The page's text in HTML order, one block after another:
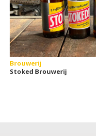
Brouwerij
Stoked Brouwerij